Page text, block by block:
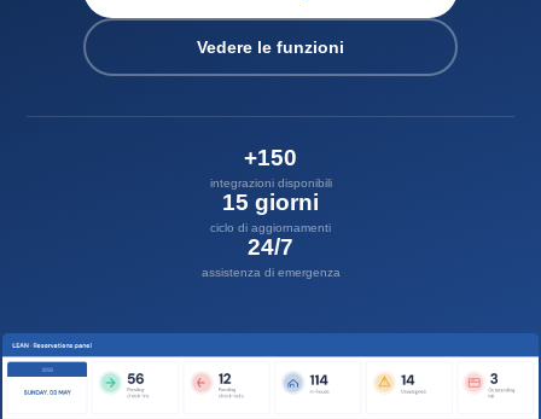
Vedere le funzioni
+150
integrazioni disponibili
15 giorni
ciclo di aggiornamenti
24/7
assistenza di emergenza